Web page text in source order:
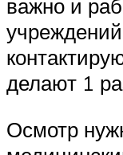
важно и
делают 1
Осмотр